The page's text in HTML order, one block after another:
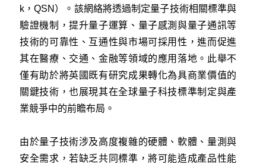
k，QSN）。該網絡將透過制定量子技術相關標準與
驗證機制，提升量子運算、量子感測與量子通訊等
技術的可靠性、互通性與市場可採用性，進而促進
其在醫療、交通、金融等領域的應用落地。此舉不
僅有助於將英國既有研究成果轉化為具商業價值的
關鍵技術，也展現其在全球量子科技標準制定與產
業競爭中的前瞻布局。
由於量子技術涉及高度複雜的硬體、軟體、量測與
安全需求，若缺乏共同標準，將可能造成產品性能